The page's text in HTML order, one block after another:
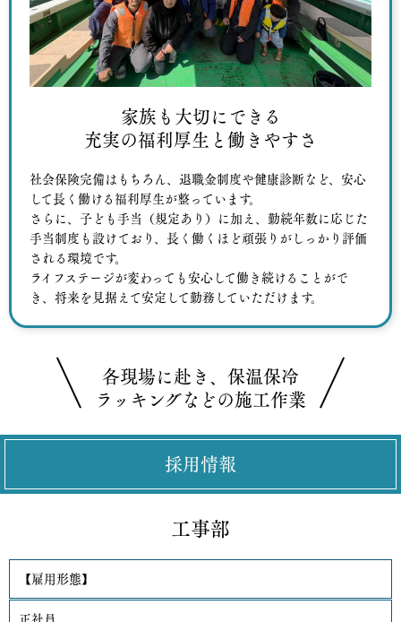
家族も大切にできる
充実の福利厚生と働きやすさ
社会保険完備はもちろん、退職金制度や健康診断など、安心
して長く働ける福利厚生が整っています。
さらに、子ども手当（規定あり）に加え、勤続年数に応じた
手当制度も設けており、長く働くほど頑張りがしっかり評価
される環境です。
ライフステージが変わっても安心して働き続けることがで
き、将来を見据えて安定して勤務していただけます。
各現場に赴き、保温保冷
ラッキングなどの施工作業
採用情報
工事部
【雇用形態】
正社員